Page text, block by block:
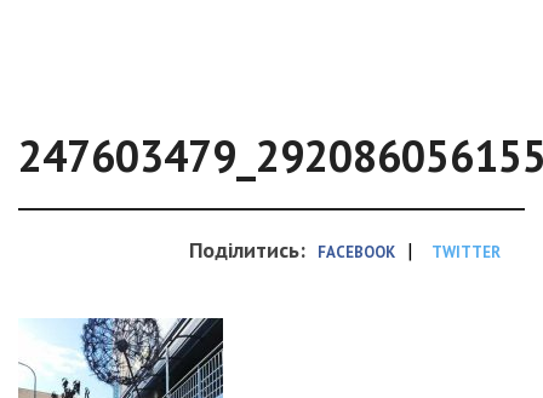
Поділитись: FACEBOOK | TWITTER